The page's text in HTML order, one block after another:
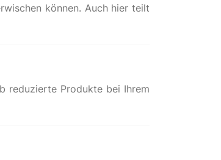
können. Auch hier teilt
reduzierte Produkte bei Ihrem